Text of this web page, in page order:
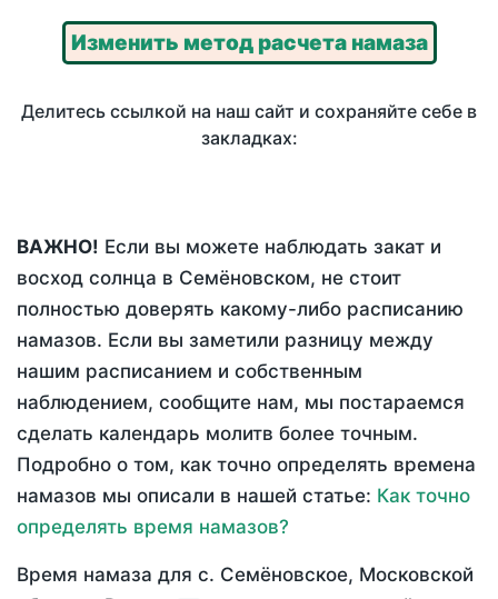
Изменить метод расчета намаза
Делитесь ссылкой на наш сайт и сохраняйте себе в
закладках:
ВАЖНО! Если вы можете наблюдать закат и
восход солнца в Семёновском, не стоит
полностью доверять какому-либо расписанию
намазов. Если вы заметили разницу между
нашим расписанием и собственным
наблюдением, сообщите нам, мы постараемся
сделать календарь молитв более точным.
Подробно о том, как точно определять времена
намазов мы описали в нашей статье: Как точно
определять время намазов?
Время намаза для с. Семёновское, Московской